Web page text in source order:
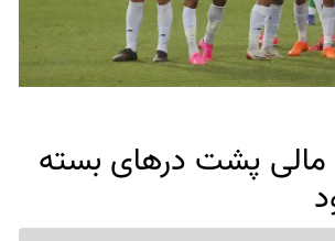
مالی پشت درهای بسته